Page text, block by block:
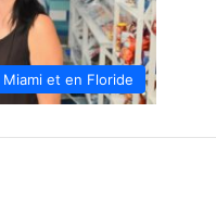
Miami et en Floride